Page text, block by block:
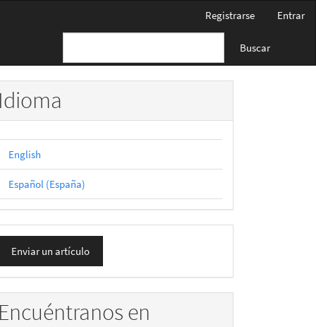
Registrarse Entrar
Buscar
Idioma
English
Español (España)
Enviar un artículo
Encuéntranos en